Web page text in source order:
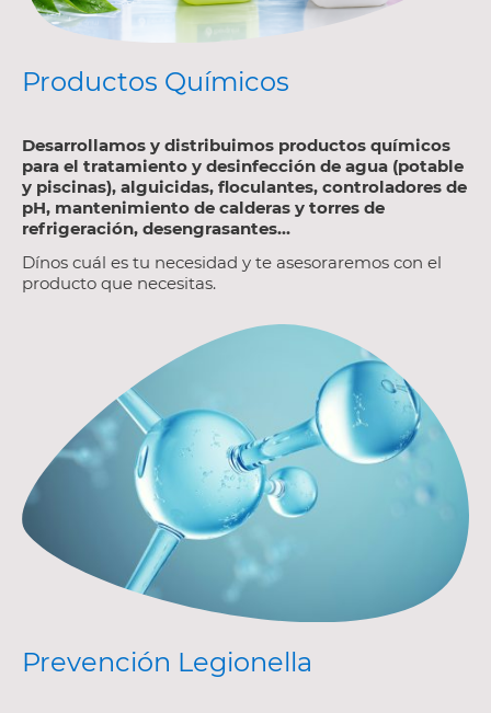
Productos Químicos
Desarrollamos y distribuimos productos químicos
para el tratamiento y desinfección de agua (potable
y piscinas), alguicidas, floculantes, controladores de
pH, mantenimiento de calderas y torres de
refrigeración, desengrasantes...
Dínos cuál es tu necesidad y te asesoraremos con el
producto que necesitas.
Prevención Legionella